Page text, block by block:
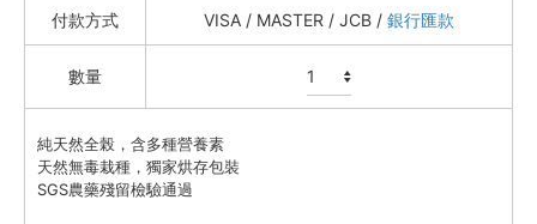
泉發蜂蜜 / 保養修護
大花農場 食用玫瑰花
五穀雜糧
香菇 / 蘿蔔乾 / 昆布
雞蛋 / 生菜 / 玉米粒
付款方式 VISA / MASTER / JCB / 銀行匯款
數量
純天然全榖，含多種營養素
天然無毒栽種，獨家烘存包裝
SGS農藥殘留檢驗通過